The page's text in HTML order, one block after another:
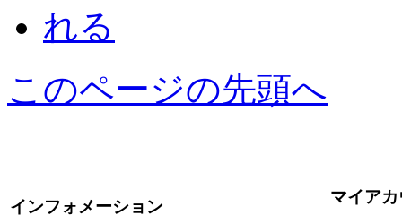
このページの先頭へ
インフォメーション
マイア